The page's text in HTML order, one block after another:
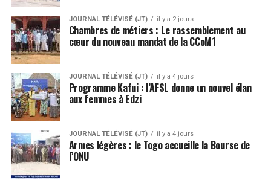
JOURNAL TÉLÉVISÉ (JT) il y a 2 jours
Chambres de métiers : Le rassemblement au
cœur du nouveau mandat de la CCoM1
JOURNAL TÉLÉVISÉ (JT) il y a 4 jours
Programme Kafui : l’AFSL donne un nouvel élan
aux femmes à Edzi
JOURNAL TÉLÉVISÉ (JT) il y a 4 jours
Armes légères : le Togo accueille la Bourse de
l’ONU